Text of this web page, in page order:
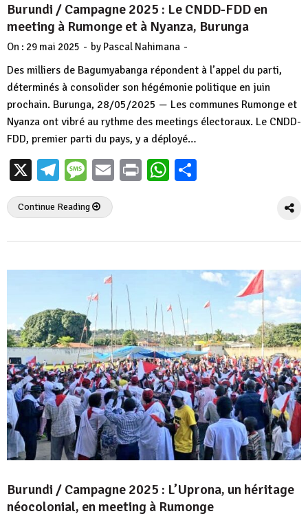
Burundi / Campagne 2025 : Le CNDD-FDD en
meeting à Rumonge et à Nyanza, Burunga
On : 29 mai 2025 - by Pascal Nahimana -
Des milliers de Bagumyabanga répondent à l’appel du parti,
déterminés à consolider son hégémonie politique en juin
prochain. Burunga, 28/05/2025 — Les communes Rumonge et
Nyanza ont vibré au rythme des meetings électoraux. Le CNDD-
FDD, premier parti du pays, y a déployé…
X Telegram
Message
EmailPrintWhatsApp
Continue Reading
Burundi / Campagne 2025 : L’Uprona, un héritage
néocolonial, en meeting à Rumonge